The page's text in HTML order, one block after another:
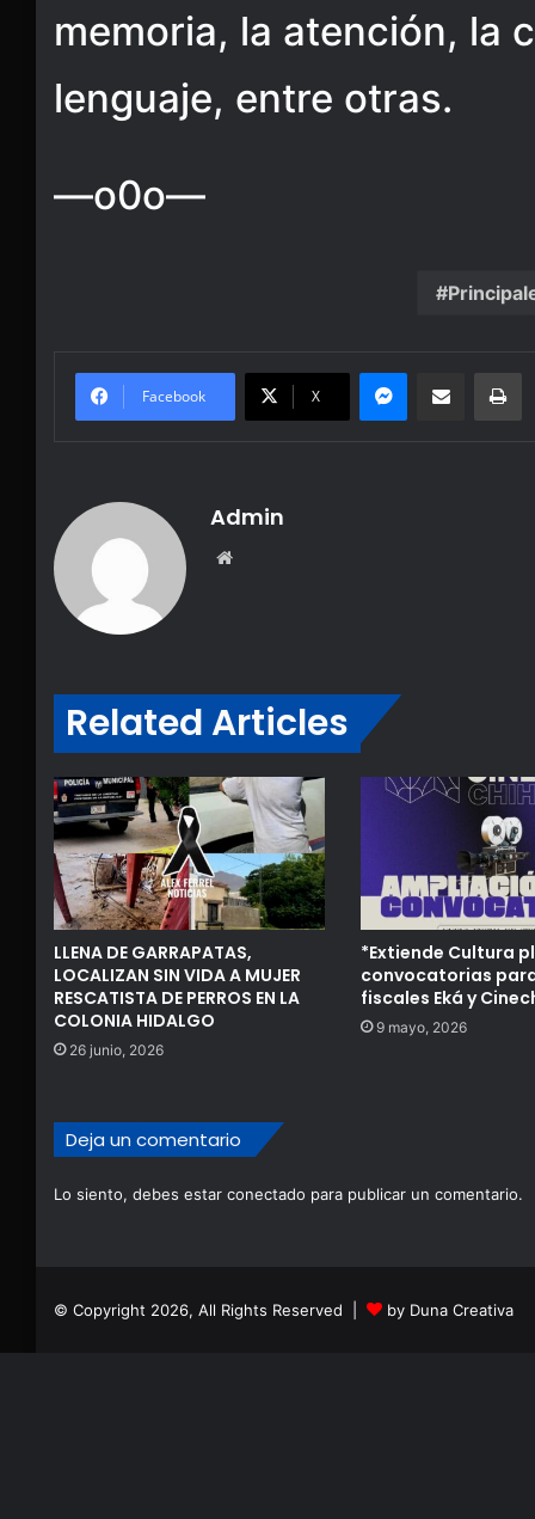
memoria, la atención, la
lenguaje, entre otras.
—o0o—
Facebook X
Messenger
Share via Email
Admin
Related Articles
LLENA DE GARRAPATAS,
LOCALIZAN SIN VIDA A MUJER
RESCATISTA DE PERROS EN LA
COLONIA HIDALGO
26 junio, 2026
*Extiende Cultura
convocatorias
fiscales Eká y
9 mayo, 2026
Deja un comentario
Lo siento, debes estar conectado para publicar un comentario.
© Copyright 2026, All Rights Reserved | by Duna Creativa